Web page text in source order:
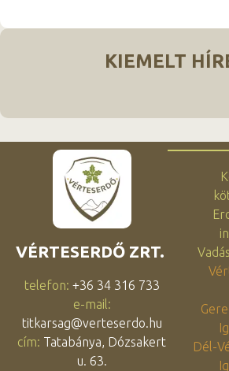
KIEMELT
VÉRTESERDŐ ZRT.
telefon: +36 34 316 733
e-mail:
titkarsag@verteserdo.hu
cím: Tatabánya, Dózsakert
u. 63.
Dél-